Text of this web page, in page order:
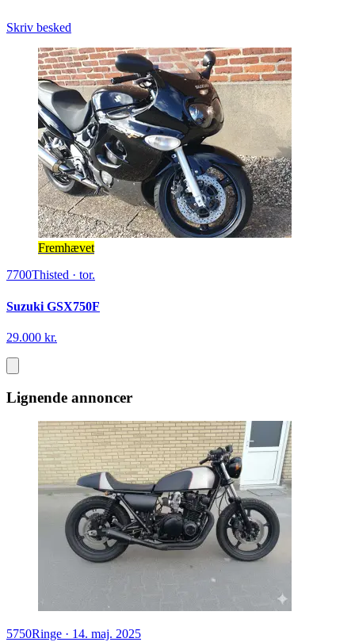
Skriv besked
Fremhævet
7700Thisted · tor.
Suzuki GSX750F
29.000 kr.
Lignende annoncer
5750Ringe · 14. maj. 2025